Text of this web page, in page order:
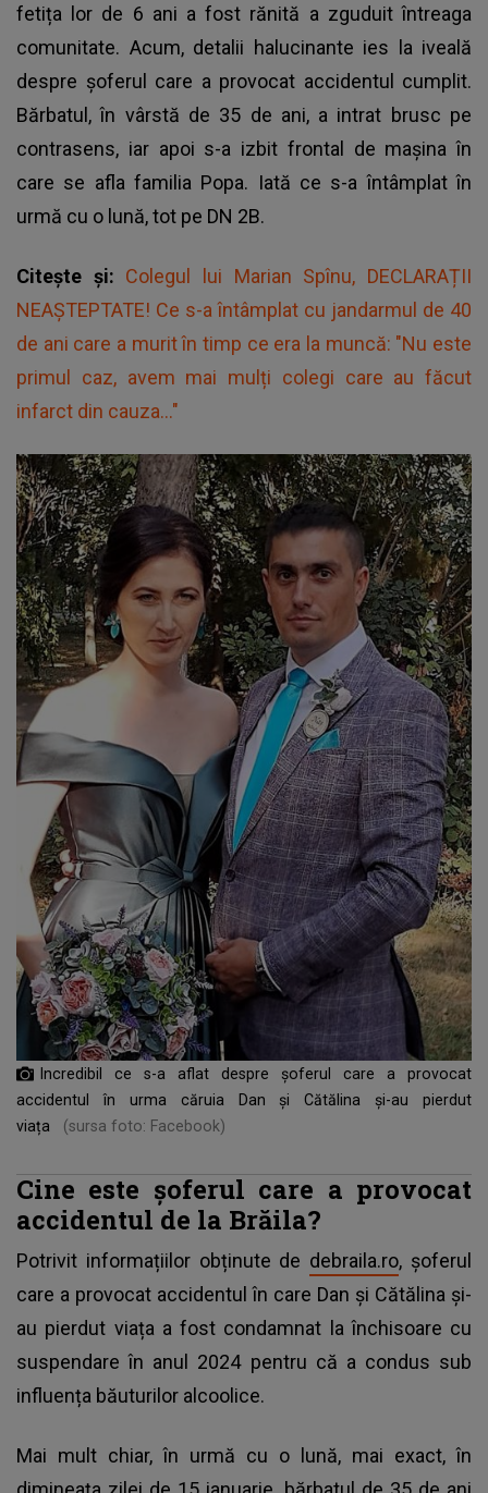
fetița lor de 6 ani a fost rănită a zguduit întreaga
comunitate. Acum, detalii halucinante ies la iveală
despre șoferul care a provocat accidentul cumplit.
Bărbatul, în vârstă de 35 de ani, a intrat brusc pe
contrasens, iar apoi s-a izbit frontal de mașina în
care se afla familia Popa. Iată ce s-a întâmplat în
urmă cu o lună, tot pe DN 2B.
Citește și: Colegul lui Marian Spînu, DECLARAȚII
NEAȘTEPTATE! Ce s-a întâmplat cu jandarmul de 40
de ani care a murit în timp ce era la muncă: "Nu este
primul caz, avem mai mulți colegi care au făcut
infarct din cauza..."
Incredibil ce s-a aflat despre șoferul care a provocat
accidentul în urma căruia Dan și Cătălina și-au pierdut
viața
(sursa foto: Facebook)
Cine este șoferul care a provocat
accidentul de la Brăila?
Potrivit informațiilor obținute de debraila.ro, șoferul
care a provocat accidentul în care Dan și Cătălina și-
au pierdut viața a fost condamnat la închisoare cu
suspendare în anul 2024 pentru că a condus sub
influența băuturilor alcoolice.
Mai mult chiar, în urmă cu o lună, mai exact, în